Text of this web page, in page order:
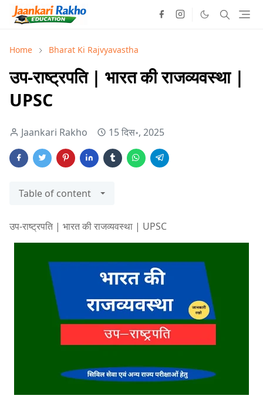
Home Bharat Ki Rajvyavastha
उप-राष्ट्रपति | भारत की राजव्यवस्था |
UPSC
Jaankari Rakho 15 दिस॰, 2025
Table of content
उप-राष्ट्रपति | भारत की राजव्यवस्था | UPSC